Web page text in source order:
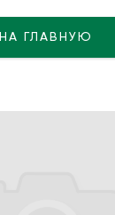
НА ГЛАВНУЮ